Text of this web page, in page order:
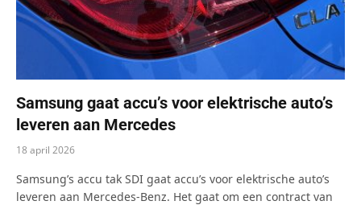
Samsung gaat accu’s voor elektrische auto’s
leveren aan Mercedes
18 april 2026
Samsung’s accu tak SDI gaat accu’s voor elektrische auto’s
leveren aan Mercedes-Benz. Het gaat om een contract van